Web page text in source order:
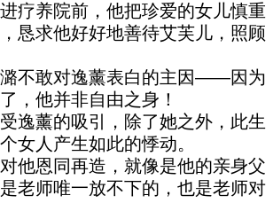
养院前，他把珍爱的女儿慎重
恳求他好好地善待艾芙儿，照顾
敢对逸薰表白的主因——因为
，他并非自由之身！
薰的吸引，除了她之外，此生
女人产生如此的悸动。
恩同再造，就像是他的亲身父
老师唯一放不下的，也是老师对